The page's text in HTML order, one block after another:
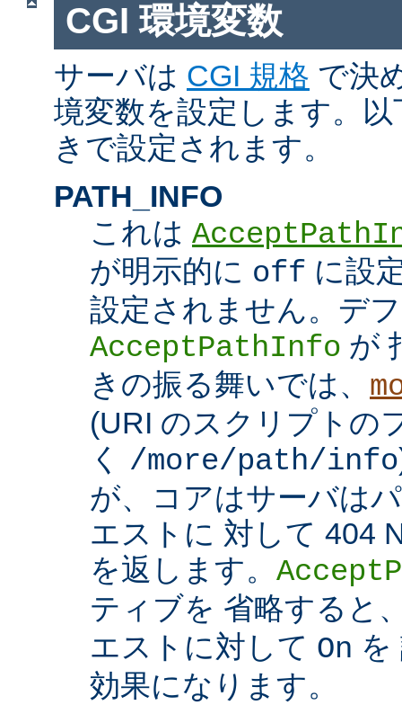
CGI 環境変数
サーバは CGI 規格 で決
境変数を設定します。
きで設定されます。
PATH_INFO
これは
が明示的に off に設
設定されません。デ
AcceptPathInfo が
きの振る舞いでは、
(URI のスクリプトの
く /more/path/info
が、コアはサーバは
エストに 対して 404
を返します。
ティブを 省略すると
エストに対して On を
効果になります。